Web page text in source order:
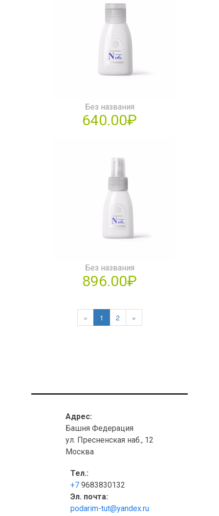
Без названия
640.00₽
Без названия
896.00₽
« 1 2 »
Адрес:
Башня Федерация
ул. Пресненская наб., 12
Москва
Тел.:
+7 9683830132
Эл. почта:
podarim-tut@yandex.ru